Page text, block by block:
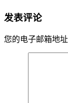
发表评论
您的电子邮箱地址